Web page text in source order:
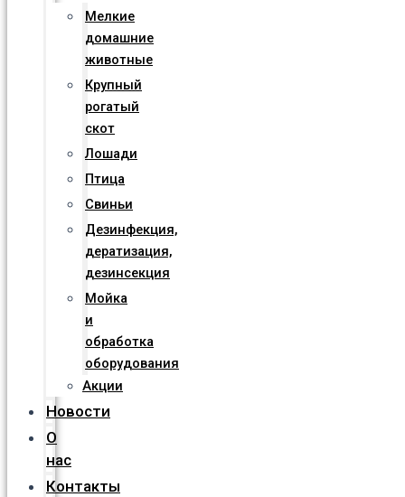
Мелкие
домашние
животные
Крупный
рогатый
скот
Лошади
Птица
Свиньи
Дезинфекция,
дератизация,
дезинсекция
Мойка
и
обработка
оборудования
Акции
Новости
О
нас
Контакты